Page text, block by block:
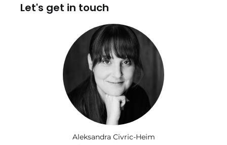
Let's get in touch
Aleksandra Civric-Heim